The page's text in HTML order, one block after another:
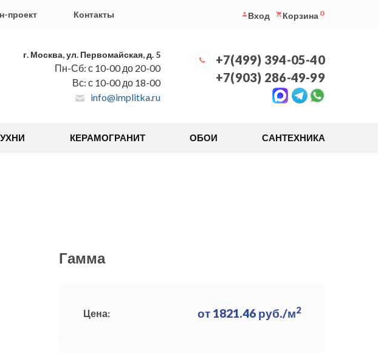
проект Контакты Вход Корзина 0
г. Москва, ул. Первомайская, д. 5
Пн-Сб: с 10-00 до 20-00
Вс: с 10-00 до 18-00
info@implitka.ru
+7(499) 394-05-40
+7(903) 286-49-99
КЕРАМОГРАНИТ ОБОИ САНТЕХНИКА
Гамма
Цена: от 1821.46 руб./м2